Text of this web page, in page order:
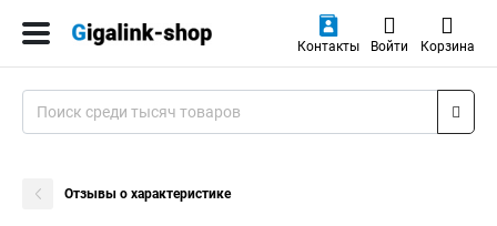
Контакты Войти Корзина
Отзывы о характеристике